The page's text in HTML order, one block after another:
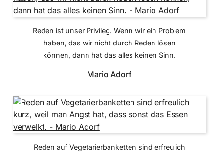
Reden ist unser Privileg. Wenn wir ein Problem
haben, das wir nicht durch Reden lösen
können, dann hat das alles keinen Sinn.
Mario Adorf
Reden auf Vegetarierbanketten sind erfreulich